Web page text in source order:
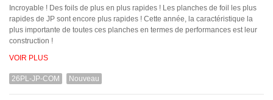
Incroyable ! Des foils de plus en plus rapides ! Les planches de foil les plus
rapides de JP sont encore plus rapides ! Cette année, la caractéristique la
plus importante de toutes ces planches en termes de performances est leur
construction !
VOIR PLUS
26PL-JP-COM Nouveau